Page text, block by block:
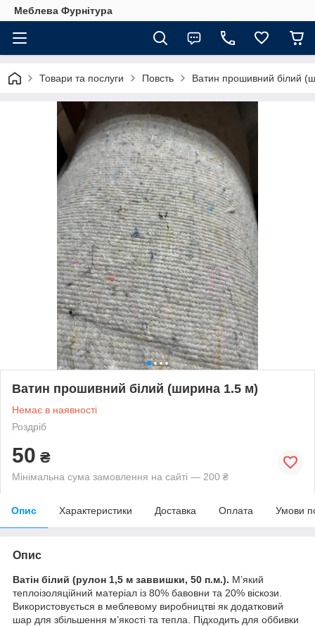
Меблева Фурнітура
Товари та послуги Повсть Ватин прошивний білий
Ватин прошивний білий (ширина 1.5 м)
Немає в наявності
Роздріб
50 ₴
Мінімальна сума замовлення на сайті — 200 ₴
Опис Характеристики Доставка Оплата Умови
Опис
Ватін білий (рулон 1,5 м заввишки, 50 п.м.). М’який
теплоізоляційний матеріал із 80% бавовни та 20% віскози.
Використовується в меблевому виробництві як додатковий
шар для збільшення м’якості та тепла. Підходить для оббивки